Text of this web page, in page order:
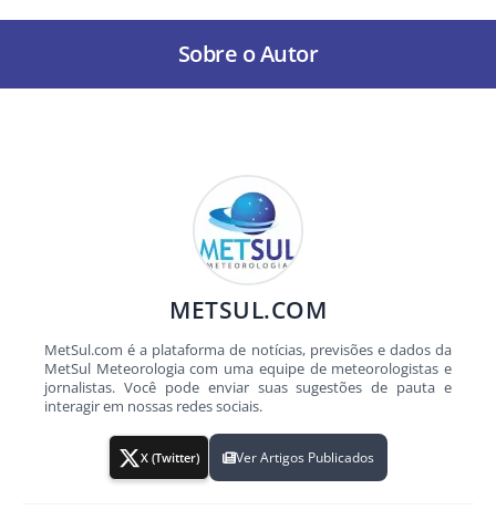
Sobre o Autor
METSUL.COM
MetSul.com é a plataforma de notícias, previsões e dados da
MetSul Meteorologia com uma equipe de meteorologistas e
jornalistas. Você pode enviar suas sugestões de pauta e
interagir em nossas redes sociais.
X (Twitter) Ver Artigos Publicados